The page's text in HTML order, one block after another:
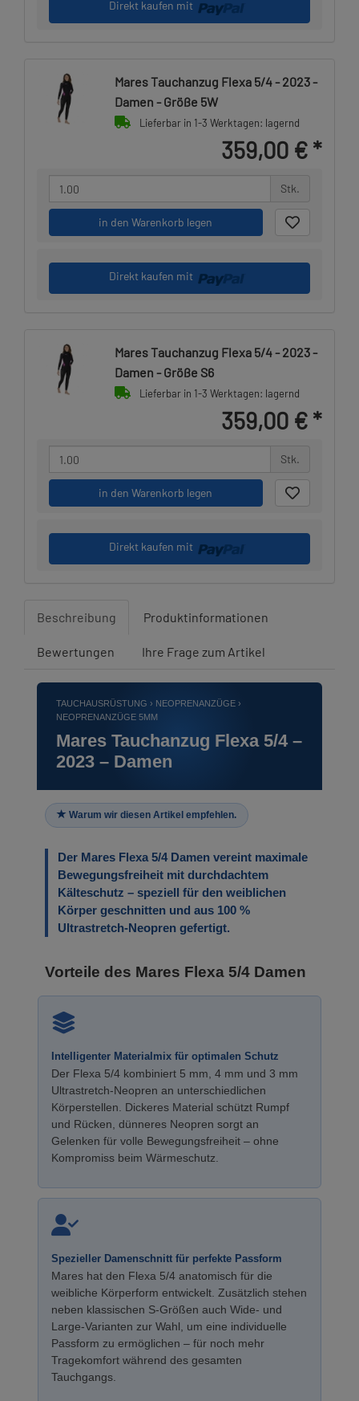
Direkt kaufen mit
Mares Tauchanzug Flexa 5/4 - 2023 -
Damen - Größe 5W
Lieferbar in 1-3 Werktagen: lagernd
359,00 € *
Stk.
in den Warenkorb legen
Direkt kaufen mit
Mares Tauchanzug Flexa 5/4 - 2023 -
Damen - Größe S6
Lieferbar in 1-3 Werktagen: lagernd
359,00 € *
Stk.
in den Warenkorb legen
Direkt kaufen mit
Beschreibung Produktinformationen
Bewertungen Ihre Frage zum Artikel
TAUCHAUSRÜSTUNG › NEOPRENANZÜGE ›
NEOPRENANZÜGE 5MM
Mares Tauchanzug Flexa 5/4 –
2023 – Damen
Warum wir diesen Artikel empfehlen.
Der Mares Flexa 5/4 Damen vereint maximale
Bewegungsfreiheit mit durchdachtem
Kälteschutz – speziell für den weiblichen
Körper geschnitten und aus 100 %
Ultrastretch-Neopren gefertigt.
Vorteile des Mares Flexa 5/4 Damen
Intelligenter Materialmix für optimalen Schutz
Der Flexa 5/4 kombiniert 5 mm, 4 mm und 3 mm
Ultrastretch-Neopren an unterschiedlichen
Körperstellen. Dickeres Material schützt Rumpf
und Rücken, dünneres Neopren sorgt an
Gelenken für volle Bewegungsfreiheit – ohne
Kompromiss beim Wärmeschutz.
Spezieller Damenschnitt für perfekte Passform
Mares hat den Flexa 5/4 anatomisch für die
weibliche Körperform entwickelt. Zusätzlich stehen
neben klassischen S-Größen auch Wide- und
Large-Varianten zur Wahl, um eine individuelle
Passform zu ermöglichen – für noch mehr
Tragekomfort während des gesamten
Tauchgangs.